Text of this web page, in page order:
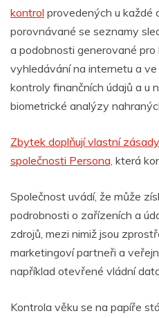
kontrol provedených u každé
porovnávané se seznamy
a podobnosti generované pro
vyhledávání na internetu a
kontroly finančních údajů a u
biometrické analýzy
Zbytek doplňují vlastní
společnosti Persona, která
Společnost uvádí, že může
podrobnosti o zařízeních a
zdrojů, mezi nimiž jsou
marketingoví partneři a
například otevřené vládní
Kontrola věku se na papíře